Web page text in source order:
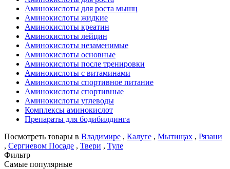
Аминокислоты для роста мышц
Аминокислоты жидкие
Аминокислоты креатин
Аминокислоты лейцин
Аминокислоты незаменимые
Аминокислоты основные
Аминокислоты после тренировки
Аминокислоты с витаминами
Аминокислоты спортивное питание
Аминокислоты спортивные
Аминокислоты углеводы
Комплексы аминокислот
Препараты для бодибилдинга
Посмотреть товары в Владимире , Калуге , Мытищах , Рязани
, Сергиевом Посаде , Твери , Туле
Фильтр
Самые популярные